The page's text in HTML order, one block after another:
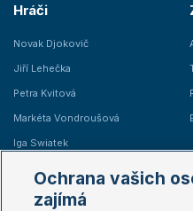
Hráči
Novak Djokovič
Jiří Lehečka
Petra Kvitová
Markéta Vondroušová
Iga Swiatek
Žebříčky
Ochrana vašich
zajímá